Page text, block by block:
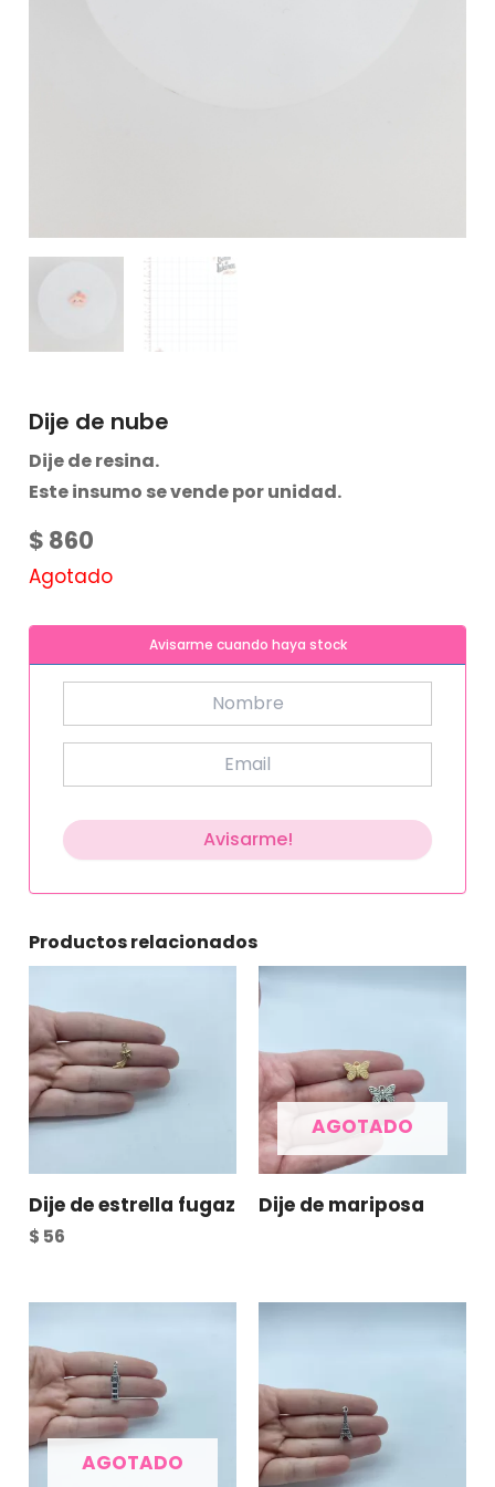
Dije de nube
Dije de resina.
Este insumo se vende por unidad.
$ 860
Agotado
Avisarme cuando haya stock
Productos relacionados
Dije de estrella fugaz
$ 56
AGOTADO
Dije de mariposa
AGOTADO